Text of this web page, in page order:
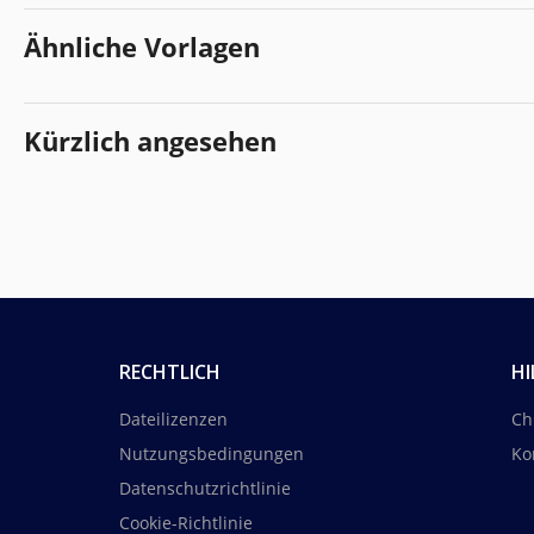
Ähnliche Vorlagen
Kürzlich angesehen
RECHTLICH
Dateilizenzen
Nutzungsbedingungen
Datenschutzrichtlinie
Cookie-Richtlinie